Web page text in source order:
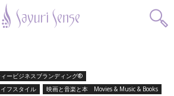
ービジネスブランディング®︎
フスタイル
映画と音楽と本 Movies & Music & Books